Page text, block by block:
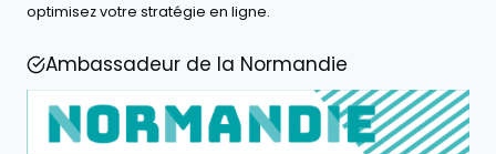
optimisez votre stratégie en ligne.
Ambassadeur de la Normandie